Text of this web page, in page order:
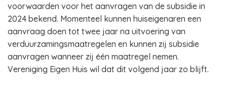
voorwaarden voor het aanvragen van de subsidie in
2024 bekend. Momenteel kunnen huiseigenaren een
aanvraag doen tot twee jaar na uitvoering van
verduurzamingsmaatregelen en kunnen zij subsidie
aanvragen wanneer zij één maatregel nemen.
Vereniging Eigen Huis wil dat dit volgend jaar zo blijft.